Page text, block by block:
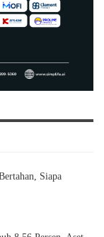
Siapa